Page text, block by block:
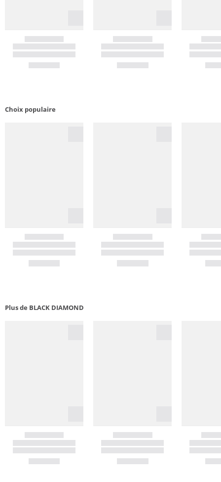
Choix populaire
Plus de BLACK DIAMOND